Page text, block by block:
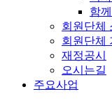
함
회원단체
회원단체
재정공시
오시는길
주요사업